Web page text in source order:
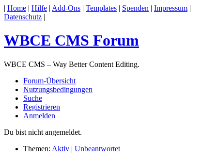
| Home | Hilfe | Add-Ons | Templates | Spenden | Impressum |
Datenschutz |
WBCE CMS Forum
WBCE CMS – Way Better Content Editing.
Forum-Übersicht
Nutzungsbedingungen
Suche
Registrieren
Anmelden
Du bist nicht angemeldet.
Themen: Aktiv | Unbeantwortet